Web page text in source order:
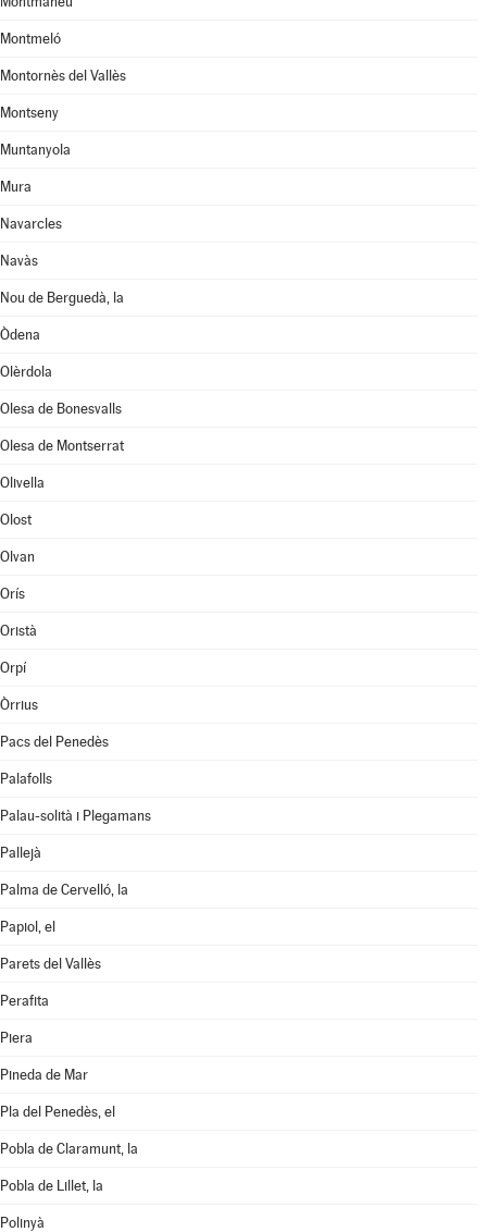
Montmeló
Montornès del Vallès
Montseny
Muntanyola
Mura
Navarcles
Navàs
Nou de Berguedà, la
Òdena
Olèrdola
Olesa de Bonesvalls
Olesa de Montserrat
Olivella
Olost
Olvan
Orís
Oristà
Orpí
Òrrius
Pacs del Penedès
Palafolls
Palau-solità i Plegamans
Pallejà
Palma de Cervelló, la
Papiol, el
Parets del Vallès
Perafita
Piera
Pineda de Mar
Pla del Penedès, el
Pobla de Claramunt, la
Pobla de Lillet, la
Polinyà